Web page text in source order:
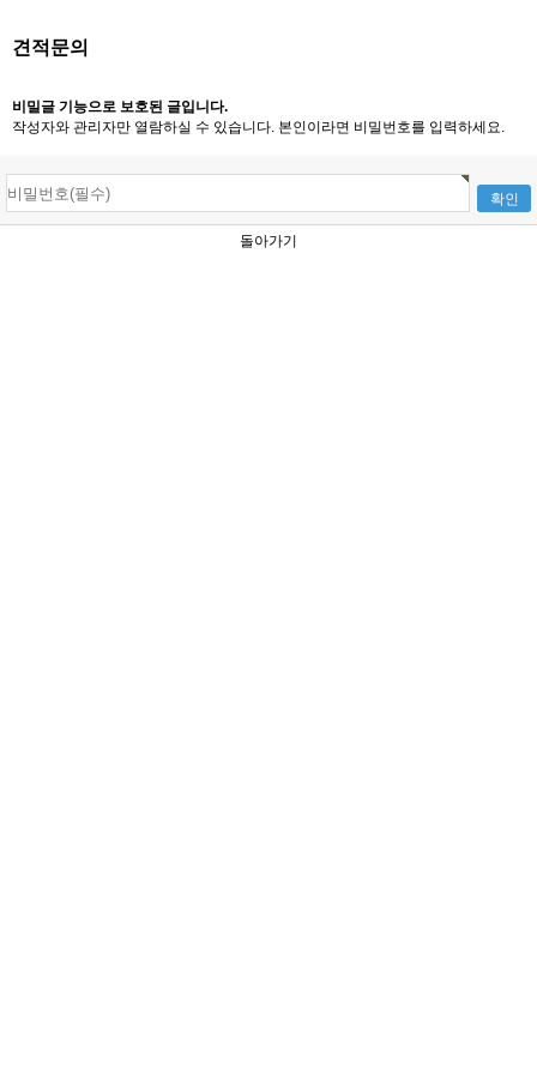
견적문의
비밀글 기능으로 보호된 글입니다.
작성자와 관리자만 열람하실 수 있습니다. 본인이라면 비밀번호를 입력하세요.
돌아가기